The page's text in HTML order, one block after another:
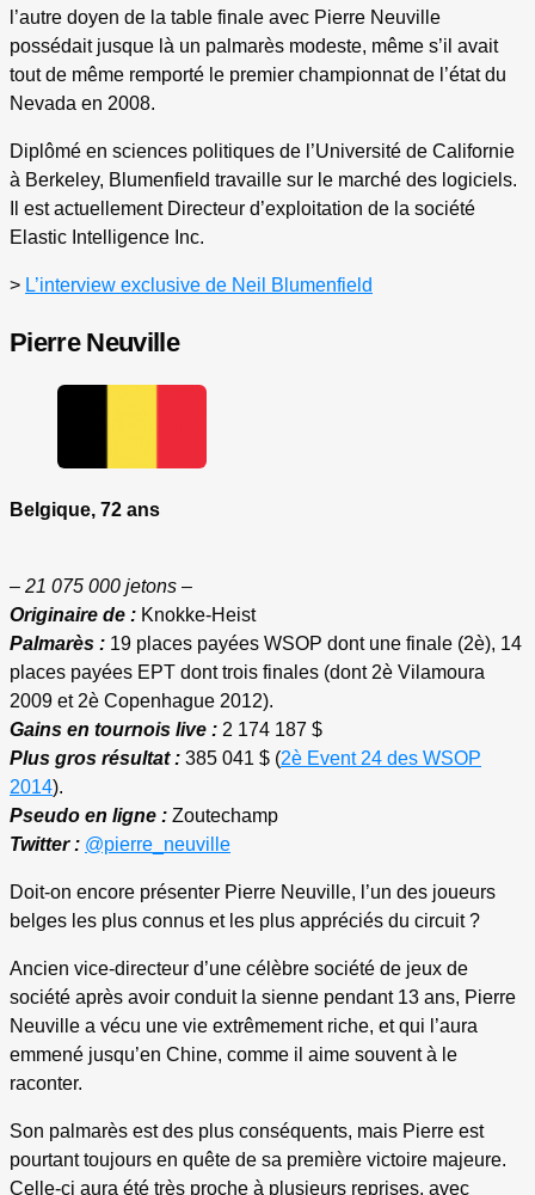
l’autre doyen de la table finale avec Pierre Neuville
possédait jusque là un palmarès modeste, même s’il avait
tout de même remporté le premier championnat de l’état du
Nevada en 2008.
Diplômé en sciences politiques de l’Université de Californie
à Berkeley, Blumenfield travaille sur le marché des logiciels.
Il est actuellement Directeur d’exploitation de la société
Elastic Intelligence Inc.
> L’interview exclusive de Neil Blumenfield
Pierre Neuville
Belgique, 72 ans
– 21 075 000 jetons –
Originaire de : Knokke-Heist
Palmarès : 19 places payées WSOP dont une finale (2è), 14
places payées EPT dont trois finales (dont 2è Vilamoura
2009 et 2è Copenhague 2012).
Gains en tournois live : 2 174 187 $
Plus gros résultat : 385 041 $ (2è Event 24 des WSOP
2014).
Pseudo en ligne : Zoutechamp
Twitter : @pierre_neuville
Doit-on encore présenter Pierre Neuville, l’un des joueurs
belges les plus connus et les plus appréciés du circuit ?
Ancien vice-directeur d’une célèbre société de jeux de
société après avoir conduit la sienne pendant 13 ans, Pierre
Neuville a vécu une vie extrêmement riche, et qui l’aura
emmené jusqu’en Chine, comme il aime souvent à le
raconter.
Son palmarès est des plus conséquents, mais Pierre est
pourtant toujours en quête de sa première victoire majeure.
Celle-ci aura été très proche à plusieurs reprises, avec